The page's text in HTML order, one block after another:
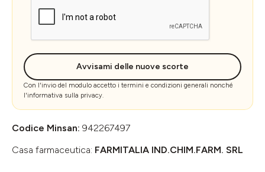
Avvisami delle nuove scorte
Con l'invio del modulo accetto i termini e condizioni generali nonché
l'informativa sulla privacy.
Codice Minsan: 942267497
Casa farmaceutica: FARMITALIA IND.CHIM.FARM. SRL